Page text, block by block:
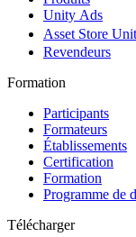
Unity Ads
Asset Store
Revendeurs
Formation
Participants
Formateurs
Établissements
Certification
Formation
Programme de
Télécharger